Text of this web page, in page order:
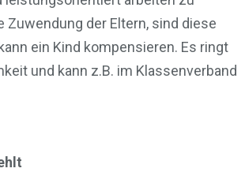
Zuwendung der Eltern, sind diese
ein Kind kompensieren. Es ringt
und kann z.B. im Klassenverband